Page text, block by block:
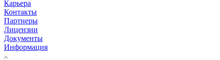
Карьера
Контакты
Партнеры
Лицензии
Документы
Информация